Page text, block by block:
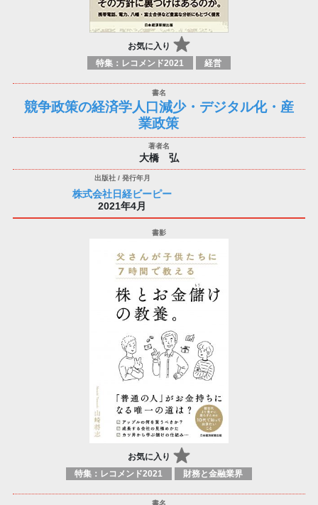
お気に入り
特集：レコメンド2021 経営
競争政策の経済学人口減少・デジタル化・産
業政策
大橋 弘
株式会社日経ビーピー
2021年4月
お気に入り
特集：レコメンド2021 財務と金融業界